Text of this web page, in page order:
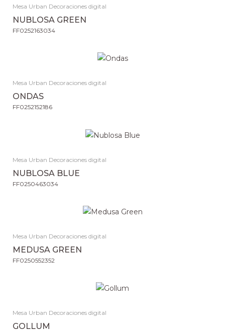
Mesa Urban Decoraciones digital
NUBLOSA GREEN
FF0252163034
Mesa Urban Decoraciones digital
ONDAS
FF0252152186
Mesa Urban Decoraciones digital
NUBLOSA BLUE
FF0250463034
Mesa Urban Decoraciones digital
MEDUSA GREEN
FF0250552352
Mesa Urban Decoraciones digital
GOLLUM